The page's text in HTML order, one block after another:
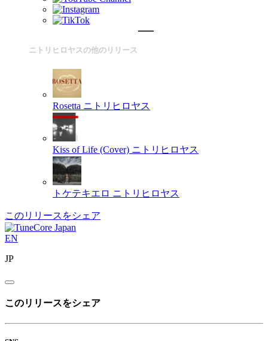
ニトリヒロヤスの他のリリース
Rosetta ニトリヒロヤス
Kiss of Life (Cover) ニトリヒロヤス
トケテキエロ ニトリヒロヤス
このリリースをシェア
EN
JP
このリリースをシェア